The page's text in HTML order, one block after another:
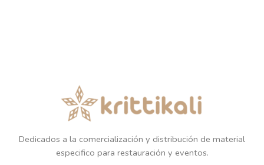
Dedicados a la comercialización y distribución de material
especifico para restauración y eventos.